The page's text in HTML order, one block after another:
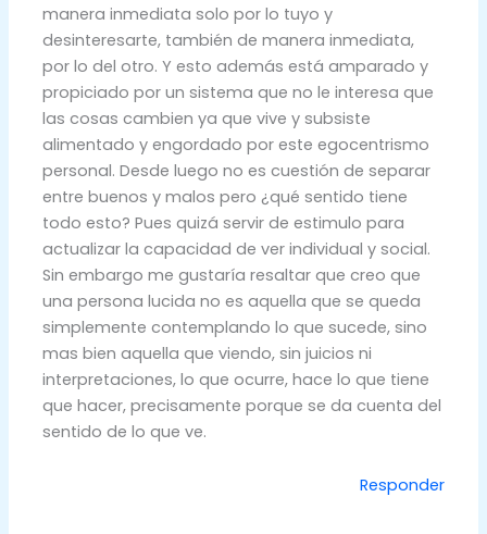
manera inmediata solo por lo tuyo y
desinteresarte, también de manera inmediata,
por lo del otro. Y esto además está amparado y
propiciado por un sistema que no le interesa que
las cosas cambien ya que vive y subsiste
alimentado y engordado por este egocentrismo
personal. Desde luego no es cuestión de separar
entre buenos y malos pero ¿qué sentido tiene
todo esto? Pues quizá servir de estimulo para
actualizar la capacidad de ver individual y social.
Sin embargo me gustaría resaltar que creo que
una persona lucida no es aquella que se queda
simplemente contemplando lo que sucede, sino
mas bien aquella que viendo, sin juicios ni
interpretaciones, lo que ocurre, hace lo que tiene
que hacer, precisamente porque se da cuenta del
sentido de lo que ve.
Responder